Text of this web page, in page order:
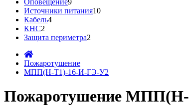
Оповещение9
Источники питания10
Кабель4
КНС2
Защита периметра2
Пожаротушение
МПП(Н-Т1)-16-И-ГЭ-У2
Пожаротушение